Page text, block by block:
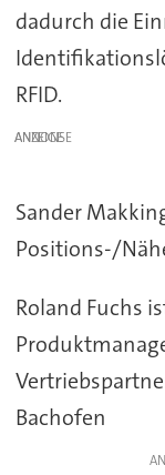
dadurch die
RFID.
ANZEIGE
Sander
Positions-/
Roland Fuchs
Bachofen